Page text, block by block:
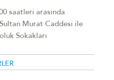
saatleri arasında
Murat Caddesi ile
Sokakları